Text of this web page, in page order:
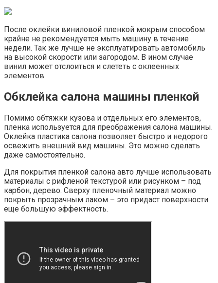
После оклейки виниловой пленкой мокрым способом
крайне не рекомендуется мыть машину в течение
недели. Так же лучше не эксплуатировать автомобиль
на высокой скорости или загородом. В ином случае
винил может отслоиться и слететь с оклеенных
элементов.
Обклейка салона машины пленкой
Помимо обтяжки кузова и отдельных его элементов,
пленка используется для преображения салона машины.
Оклейка пластика салона позволяет быстро и недорого
освежить внешний вид машины. Это можно сделать
даже самостоятельно.
Для покрытия пленкой салона авто лучше использовать
материалы с рифленой текстурой или рисунком – под
карбон, дерево. Сверху пленочный материал можно
покрыть прозрачным лаком – это придаст поверхности
еще большую эффектность.